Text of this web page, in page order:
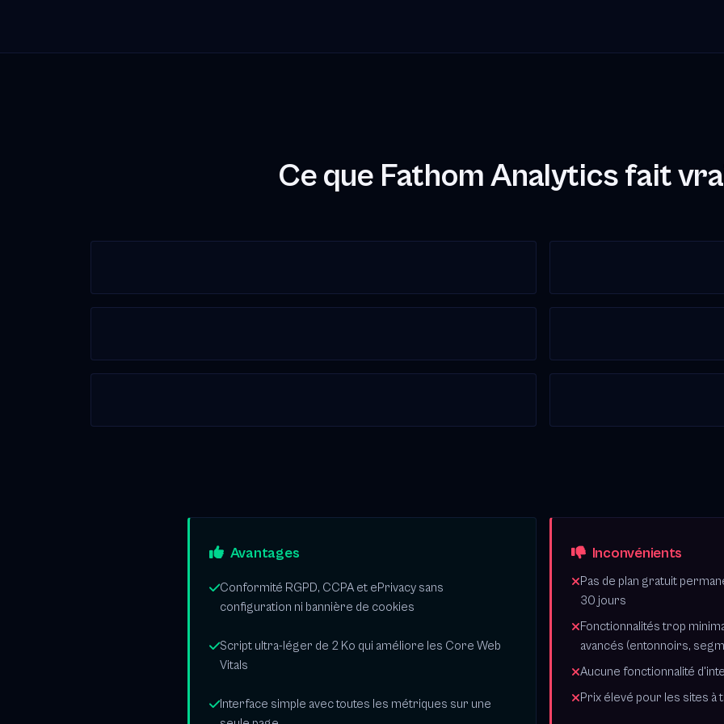
Ce que Fathom Analytics fait
Avantages
Conformité RGPD, CCPA et ePrivacy sans
configuration ni bannière de cookies
Script ultra-léger de 2 Ko qui améliore les Core Web
Vitals
Interface simple avec toutes les métriques sur une
Inconvénients
Pas de plan gratuit
30 jours
Fonctionnalités trop
avancés (entonnoirs,
Aucune fonctionnalité
Prix élevé pour les sites